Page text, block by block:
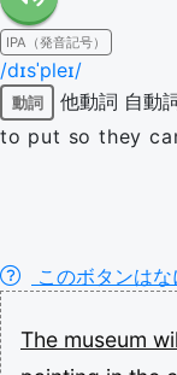
IPA（発音記号）
/dɪsˈpleɪ/
動詞 他動詞 自動
to put so they
このボタンはな
The museum